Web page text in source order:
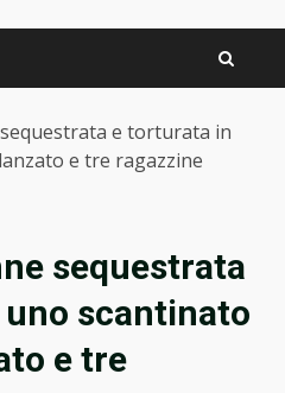
e torturata in
e tre ragazzine
sequestrata
scantinato
e tre